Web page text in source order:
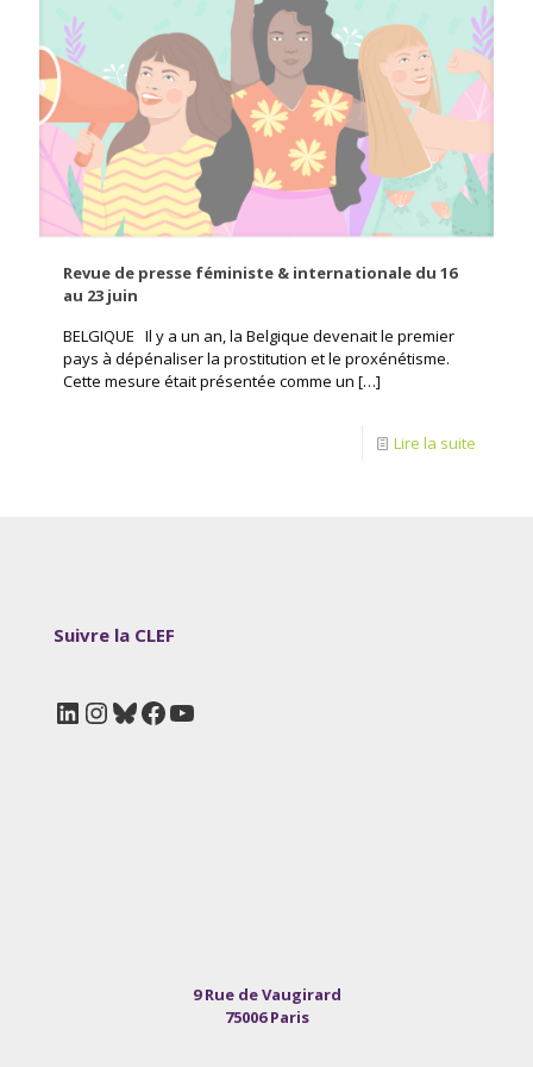
Revue de presse féministe & internationale du 16
au 23 juin
BELGIQUE Il y a un an, la Belgique devenait le premier
pays à dépénaliser la prostitution et le proxénétisme.
Cette mesure était présentée comme un […]
Lire la suite
Suivre la CLEF
LinkedIn
Instagram
Bluesky
Facebook
YouTube
9 Rue de Vaugirard
75006 Paris